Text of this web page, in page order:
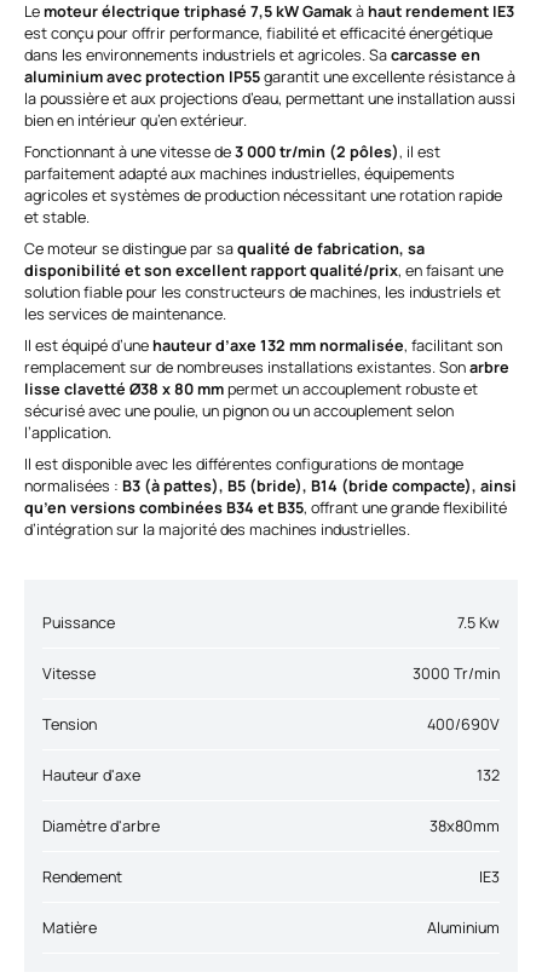
Lemoteur électrique triphasé 7,5 kW Gamakàhaut rendement IE3
est conçu pour offrir performance, fiabilité et efficacité énergétique
dans les environnements industriels et agricoles. Sacarcasse en
aluminium avec protection IP55garantit une excellente résistance à
la poussière et aux projections d’eau, permettant une installation aussi
bien en intérieur qu’en extérieur.
Fonctionnant à une vitesse de3 000 tr/min (2 pôles), il est
parfaitement adapté aux machines industrielles, équipements
agricoles et systèmes de production nécessitant une rotation rapide
et stable.
Ce moteur se distingue par saqualité de fabrication, sa
disponibilité et son excellent rapport qualité/prix, en faisant une
solution fiable pour les constructeurs de machines, les industriels et
les services de maintenance.
Il est équipé d’unehauteur d’axe 132 mm normalisée, facilitant son
remplacement sur de nombreuses installations existantes. Sonarbre
lisse clavetté Ø38 x 80 mmpermet un accouplement robuste et
sécurisé avec une poulie, un pignon ou un accouplement selon
l’application.
Il est disponible avec les différentes configurations de montage
normalisées : B3 (à pattes), B5 (bride), B14 (bride compacte), ainsi
qu’en versions combinées B34 et B35, offrant une grande flexibilité
d’intégration sur la majorité des machines industrielles.
Puissance 7.5 Kw
Vitesse 3000 Tr/min
Tension 400/690V
Hauteur d'axe 132
Diamètre d'arbre 38x80mm
Rendement IE3
Matière Aluminium